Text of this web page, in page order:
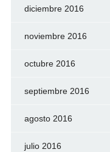
diciembre 2016
noviembre 2016
octubre 2016
septiembre 2016
agosto 2016
julio 2016